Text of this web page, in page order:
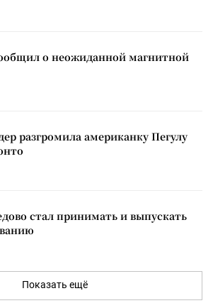
о неожиданной магнитной
разгромила американку Пегулу
стал принимать и выпускать
Показать ещё